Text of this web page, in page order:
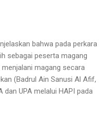
bahwa pada perkara
sebagai peserta magang
magang secara
(Badrul Ain Sanusi Al Afif,
dan UPA melalui HAPI pada